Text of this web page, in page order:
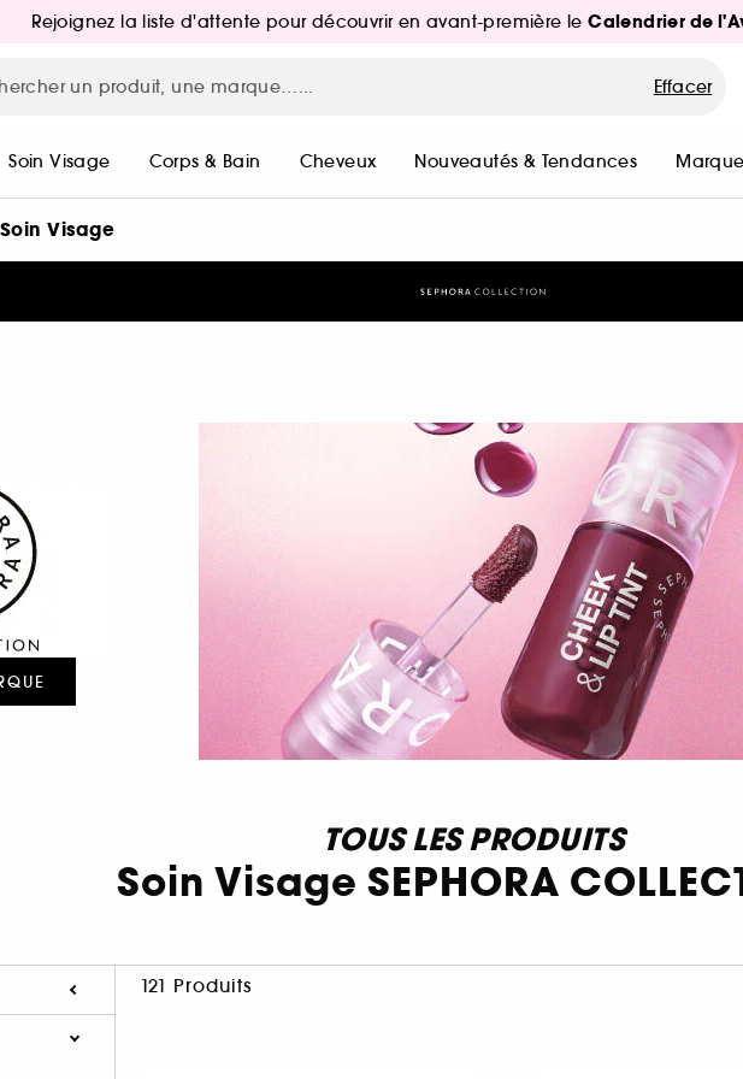
Rejoignez la liste d'attente pour découvrir en avant-première leCalendrier de
Effacer
Soin Visage Corps & Bain Cheveux Nouveautés & Tendances
Soin Visage
TOUS LES PRODUITS
Soin Visage SEPHORA
121 Produits